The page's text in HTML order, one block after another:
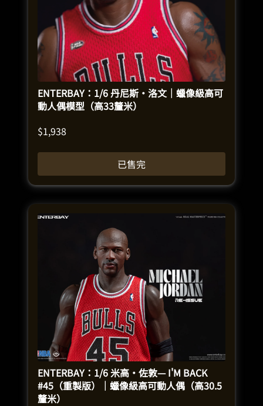
ENTERBAY：1/6 丹尼斯·洛文｜蠟像級高可
動人偶模型（高33釐米）
$1,938
已售完
ENTERBAY：1/6 米高·佐敦— I'M BACK
#45（重製版）｜蠟像級高可動人偶（高30.5
釐米）